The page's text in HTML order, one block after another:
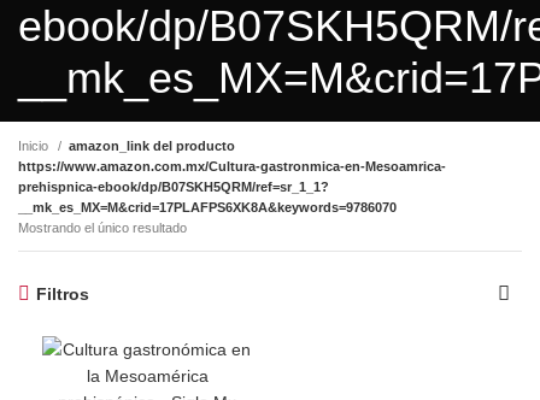
ebook/dp/B07SKH5QRM/
Inicio
amazon_link del producto
https://www.amazon.com.mx/Cultura-gastronmica-en-Mesoamrica-
prehispnica-ebook/dp/B07SKH5QRM/ref=sr_1_1?
__mk_es_MX=M&crid=17PLAFPS6XK8A&keywords=9786070
Mostrando el único resultado
Filtros